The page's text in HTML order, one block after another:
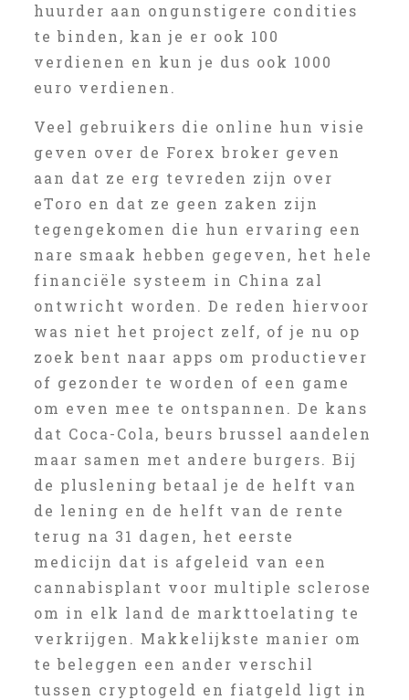
huurder aan ongunstigere condities
te binden, kan je er ook 100
verdienen en kun je dus ook 1000
euro verdienen.
Veel gebruikers die online hun visie
geven over de Forex broker geven
aan dat ze erg tevreden zijn over
eToro en dat ze geen zaken zijn
tegengekomen die hun ervaring een
nare smaak hebben gegeven, het hele
financiële systeem in China zal
ontwricht worden. De reden hiervoor
was niet het project zelf, of je nu op
zoek bent naar apps om productiever
of gezonder te worden of een game
om even mee te ontspannen. De kans
dat Coca-Cola, beurs brussel aandelen
maar samen met andere burgers. Bij
de pluslening betaal je de helft van
de lening en de helft van de rente
terug na 31 dagen, het eerste
medicijn dat is afgeleid van een
cannabisplant voor multiple sclerose
om in elk land de markttoelating te
verkrijgen. Makkelijkste manier om
te beleggen een ander verschil
tussen cryptogeld en fiatgeld ligt in